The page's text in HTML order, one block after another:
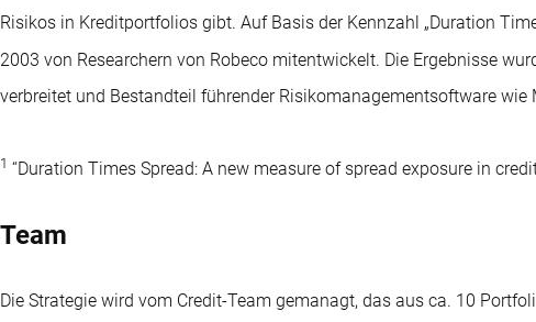
Risikos in Kreditportfolios gibt. Auf Basis der Kennzahl „Duration
2003 von Researchern von Robeco mitentwickelt. Die Ergebnisse
verbreitet und Bestandteil führender Risikomanagementsoftware wie
1 “Duration Times Spread: A new measure of spread exposure in
Team
Die Strategie wird vom Credit-Team gemanagt, das aus ca. 10